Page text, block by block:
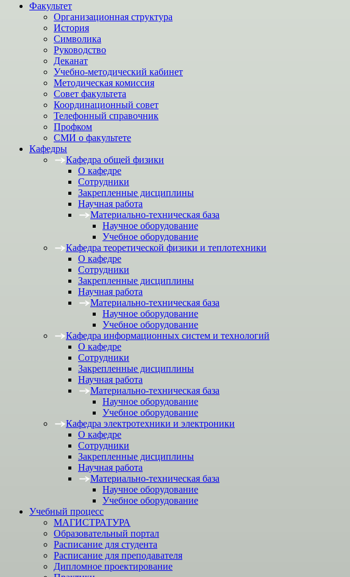
Факультет
Организационная структура
История
Символика
Руководство
Деканат
Учебно-методический кабинет
Методическая комиссия
Совет факультета
Координационный совет
Телефонный справочник
Профком
СМИ о факультете
Кафедры
Кафедра общей физики
О кафедре
Сотрудники
Закрепленные дисциплины
Научная работа
Материально-техническая база
Научное оборудование
Учебное оборудование
Кафедра теоретической физики и теплотехники
О кафедре
Сотрудники
Закрепленные дисциплины
Научная работа
Материально-техническая база
Научное оборудование
Учебное оборудование
Кафедра информационных систем и технологий
О кафедре
Сотрудники
Закрепленные дисциплины
Научная работа
Материально-техническая база
Научное оборудование
Учебное оборудование
Кафедра электротехники и электроники
О кафедре
Сотрудники
Закрепленные дисциплины
Научная работа
Материально-техническая база
Научное оборудование
Учебное оборудование
Учебный процесс
МАГИСТРАТУРА
Образовательный портал
Расписание для студента
Расписание для преподавателя
Дипломное проектирование